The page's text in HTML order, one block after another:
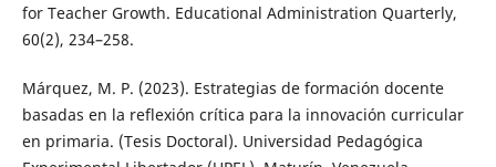
for Teacher Growth. Educational Administration Quarterly,
60(2), 234–258.
Márquez, M. P. (2023). Estrategias de formación docente
basadas en la reflexión crítica para la innovación curricular
en primaria. (Tesis Doctoral). Universidad Pedagógica